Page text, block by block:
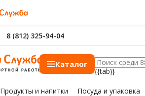
8 (812) 325-94-04
Каталог
{{tab}}
Продуктыи напитки Посуда и упаковка